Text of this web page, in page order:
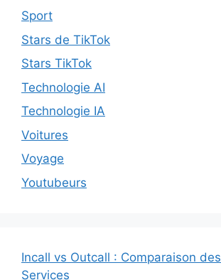
Sport
Stars de TikTok
Stars TikTok
Technologie AI
Technologie IA
Voitures
Voyage
Youtubeurs
Incall vs Outcall : Comparaison
Services